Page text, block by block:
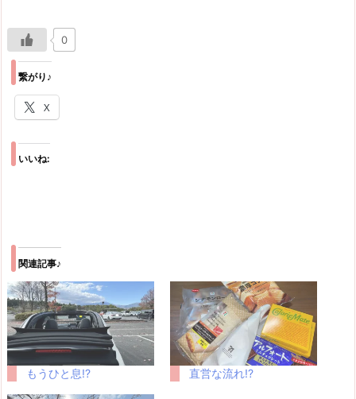
0
繋がり♪
X
いいね:
関連記事♪
もうひと息!? 直営な流れ!?